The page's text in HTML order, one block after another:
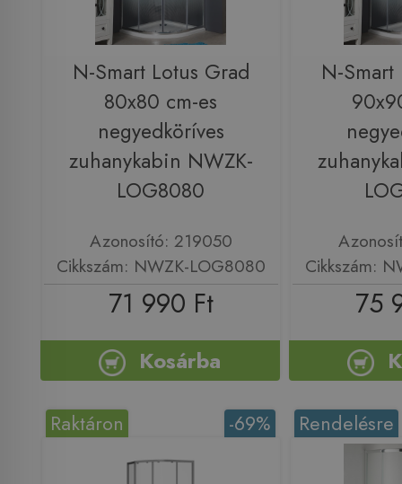
N-Smart Lotus Grad
80x80 cm-es
negyedköríves
zuhanykabin NWZK-
LOG8080
Azonosító: 219050
Cikkszám: NWZK-LOG8080
71 990 Ft
Kosárba
N-
Cikkszám:
75
-69%
Raktáron Rendelésre